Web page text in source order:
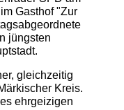
Gasthof "Zur
jüngsten
gleichzeitig
Kreis.
ehrgeizigen